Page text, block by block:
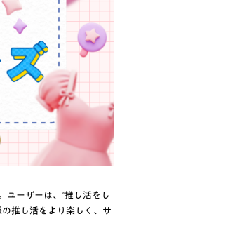
ユーザーは、‟推し活をし
推し活をより楽しく、サ